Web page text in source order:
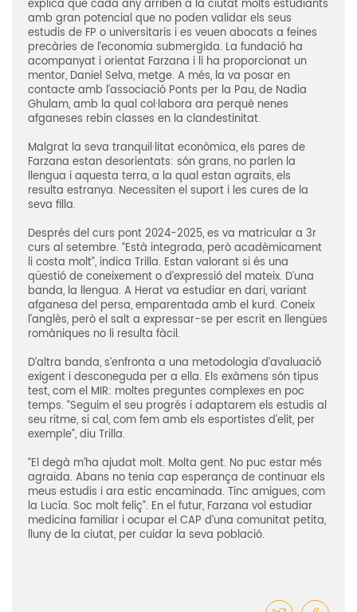
explica que cada any arriben a la ciutat molts estudiants
amb gran potencial que no poden validar els seus
estudis de FP o universitaris i es veuen abocats a feines
precàries de l’economia submergida. La fundació ha
acompanyat i orientat Farzana i li ha proporcionat un
mentor, Daniel Selva, metge. A més, la va posar en
contacte amb l’associació Ponts per la Pau, de Nadia
Ghulam, amb la qual col·labora ara perquè nenes
afganeses rebin classes en la clandestinitat.
Malgrat la seva tranquil·litat econòmica, els pares de
Farzana estan desorientats: són grans, no parlen la
llengua i aquesta terra, a la qual estan agraïts, els
resulta estranya. Necessiten el suport i les cures de la
seva filla.
Després del curs pont 2024-2025, es va matricular a 3r
curs al setembre. “Està integrada, però acadèmicament
li costa molt”, indica Trilla. Estan valorant si és una
qüestió de coneixement o d’expressió del mateix. D’una
banda, la llengua. A Herat va estudiar en dari, variant
afganesa del persa, emparentada amb el kurd. Coneix
l’anglès, però el salt a expressar-se per escrit en llengües
romàniques no li resulta fàcil.
D’altra banda, s’enfronta a una metodologia d’avaluació
exigent i desconeguda per a ella. Els exàmens són tipus
test, com el MIR: moltes preguntes complexes en poc
temps. “Seguim el seu progrés i adaptarem els estudis al
seu ritme, si cal, com fem amb els esportistes d’elit, per
exemple”, diu Trilla.
“El degà m’ha ajudat molt. Molta gent. No puc estar més
agraïda. Abans no tenia cap esperança de continuar els
meus estudis i ara estic encaminada. Tinc amigues, com
la Lucía. Soc molt feliç”. En el futur, Farzana vol estudiar
medicina familiar i ocupar el CAP d’una comunitat petita,
lluny de la ciutat, per cuidar la seva població.